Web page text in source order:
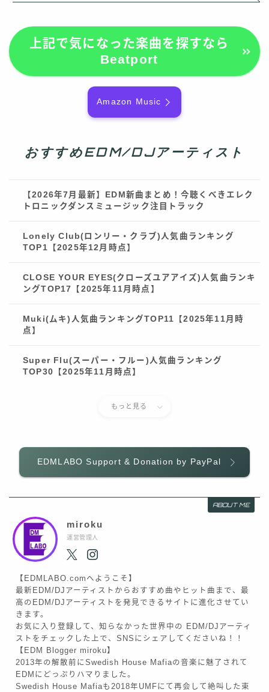
上記で気になった楽曲を探すなら
Beatport
Amazon Music
おすすめEDM/DJアーティスト
【2026年7月最新】EDM新曲まとめ！今聴くべきエレク
トロニックダンスミュージック注目トラック
Lonely Club(ロンリー・クラブ)人気曲ランキング
TOP1【2025年12月時点】
CLOSE YOUR EYES(クローズユアアイズ)人気曲ランキ
ングTOP17【2025年11月時点】
Muki(ムキ)人気曲ランキングTOP11【2025年11月時
点】
Super Flu(スーパー・フルー)人気曲ランキング
TOP30【2025年11月時点】
もっと見る
EDMLABO Support & Donation by PayPal
ABOUT ME
miroku
運営管理人
【EDMLABO.comへようこそ】
最新EDM/DJアーティストからおすすめ曲やヒット曲まで、最
高のEDM/DJアーティストを発見できるサイトに進化させてい
きます。
お気に入り登録して、知らなかった世界中の EDM/DJアーティ
ストをチェックした上で、SNSにシェアしてくださいね！！
【EDM Blogger miroku】
2013年の解散前にSwedish House Mafiaの音楽に魅了されて
EDMにどっぷりハマりました。
Swedish House Mafiaも2018年UMFにて再会して絶叫した束